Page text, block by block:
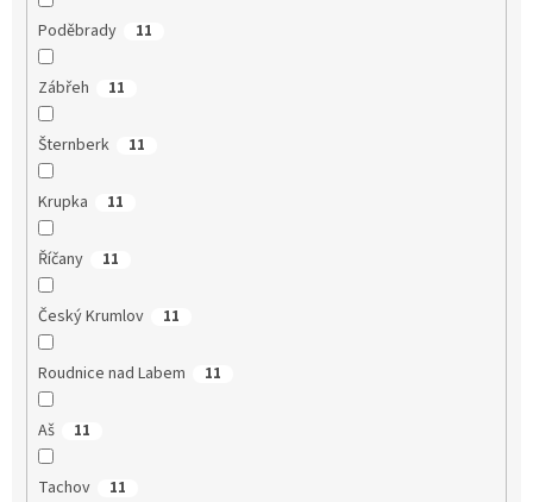
Poděbrady 11
Zábřeh 11
Šternberk 11
Krupka 11
Říčany 11
Český Krumlov 11
Roudnice nad Labem 11
Aš 11
Tachov 11